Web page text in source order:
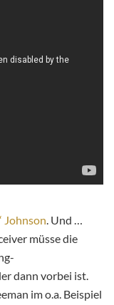
Johnson. Und …
müsse die
dann vorbei ist.
im o.a. Beispiel